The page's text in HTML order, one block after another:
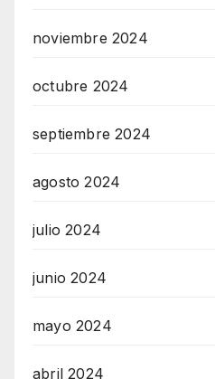
noviembre 2024
octubre 2024
septiembre 2024
agosto 2024
julio 2024
junio 2024
mayo 2024
abril 2024